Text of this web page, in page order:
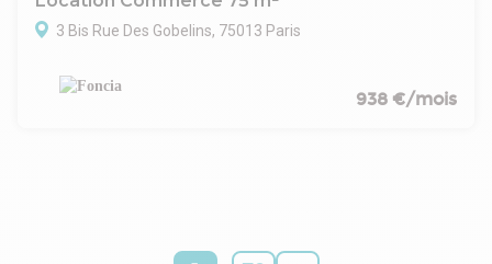
Cession de bail : Nous contacter
3 Bis Rue Des Gobelins, 75013 Paris
938 €/mois